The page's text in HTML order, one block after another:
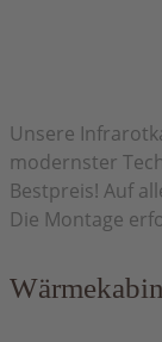
Unsere
modernster
Bestpreis! Auf
Die Montage